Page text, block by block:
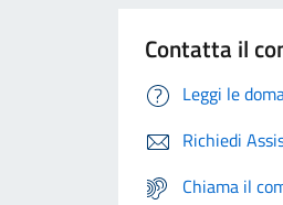
Contatta il
Leggi le
Richiedi
Chiama il